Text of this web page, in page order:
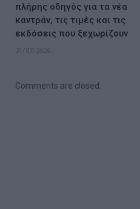
πλήρης οδηγός για τα νέα
καντράν, τις τιμές και τις
εκδόσεις που ξεχωρίζουν
31/07/2026
Comments are closed.